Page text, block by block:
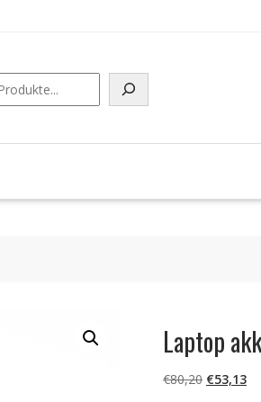
Laptop
€80,20 €53,13